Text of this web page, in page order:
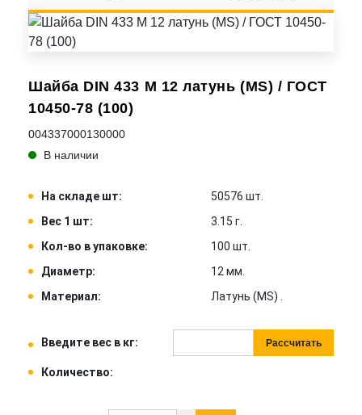
Шайба DIN 433 M 12 латунь (MS) / ГОСТ
10450-78 (100)
004337000130000
В наличии
На складе шт:
50576 шт.
Вес 1 шт:
3.15 г.
Кол-во в упаковке:
100 шт.
Диаметр:
12 мм.
Материал:
Латунь (MS) .
Введите вес в кг: Рассчитать
Количество: